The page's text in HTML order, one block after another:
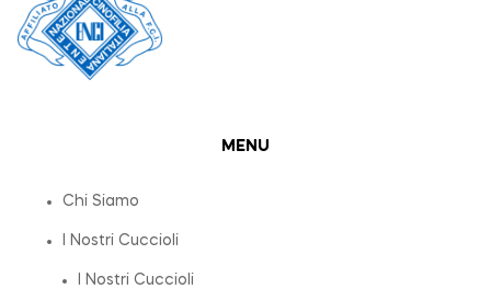
MENU
Chi Siamo
I Nostri Cuccioli
I Nostri Cuccioli